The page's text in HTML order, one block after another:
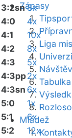
Zápasy
Liga
Tabulka
Mládež
3:2sn 3x
4:0
4x
4:1
10x
4:2
8x
4:3
5x
4:3pp2x
4:3sn 6x
5:0
1x
5:1
6x
5:2
12x